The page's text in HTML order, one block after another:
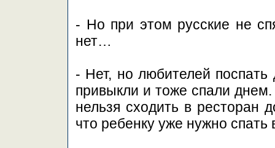
- Но при этом русские не
нет…
- Нет, но любителей
привыкли и тоже спали
нельзя сходить в ресторан
что ребенку уже нужно спать